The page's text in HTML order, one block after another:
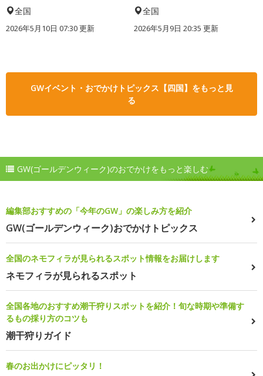
全国
2026年5月10日 07:30 更新
全国
2026年5月9日 20:35 更新
GWイベント・おでかけトピックス【四国】をもっと見
る
GW(ゴールデンウィーク)のおでかけをもっと楽しむ
編集部おすすめの「今年のGW」の楽しみ方を紹介
GW(ゴールデンウィーク)おでかけトピックス
全国のネモフィラが見られるスポット情報をお届けします
ネモフィラが見られるスポット
全国各地のおすすめ潮干狩りスポットを紹介！旬な時期や準備す
るもの採り方のコツも
潮干狩りガイド
春のお出かけにピッタリ！